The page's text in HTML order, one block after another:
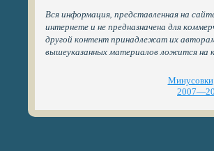
Вся информация, представленная на
интернете и не предназначена для
другой контент принадлежат их
вышеуказанных материалов ложится на